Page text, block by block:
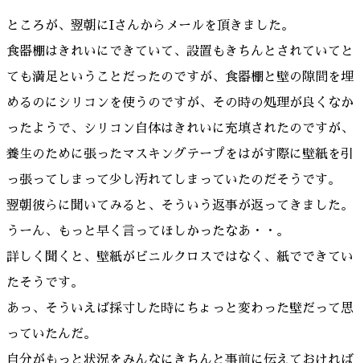
ところが、翌朝にIさんからメールを頂きました。
食器棚はきれいにできていて、設置もきちんとされていてと
ても満足ということだったのですが、食器棚と壁の隙間を埋
めるのにシリコンを使うのですが、その時の処理が良くなか
ったようで、シリコン自体はきれいに充填されたのですが、
養生のために張ったマスキングテープをはがす際に壁紙を引
っ張ってしまって少し汚れてしまっていたのだそうです。
翌朝彼らに聞いてみると、そういう返事が返ってきました。
うーん、もっと早く言ってほしかったなあ・・。
詳しく聞くと、壁紙がビニルクロスではなく、紙でできてい
たそうです。
あっ、そういえば採寸した時にちょっと変わった壁だって思
っていたんだ。
自分がもっと状況をみんなにきちんと事前に伝えておければ